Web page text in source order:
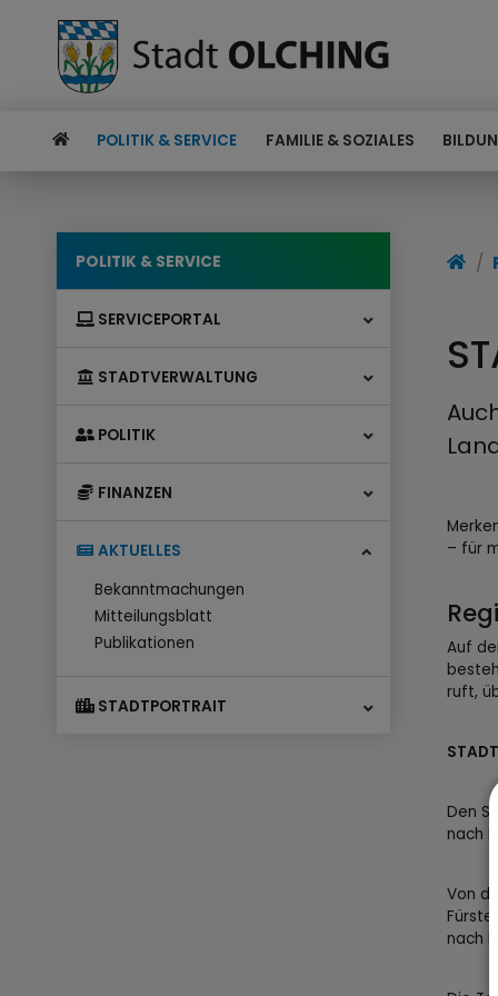
POLITIK & SERVICE FAMILIE & SOZIALES
POLITIK & SERVICE
SERVICEPORTAL
STADTVERWALTUNG
POLITIK
FINANZEN
AKTUELLES
Bekanntmachungen
Mitteilungsblatt
Publikationen
STADTPORTRAIT
– für
Auf
ruft,
Den
nach
Von
nach